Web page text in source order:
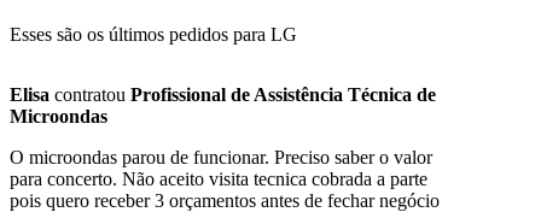
Esses são os últimos pedidos para LG
Elisa contratou Profissional de Assistência Técnica de
Microondas
O microondas parou de funcionar. Preciso saber o valor
para concerto. Não aceito visita tecnica cobrada a parte
pois quero receber 3 orçamentos antes de fechar negócio